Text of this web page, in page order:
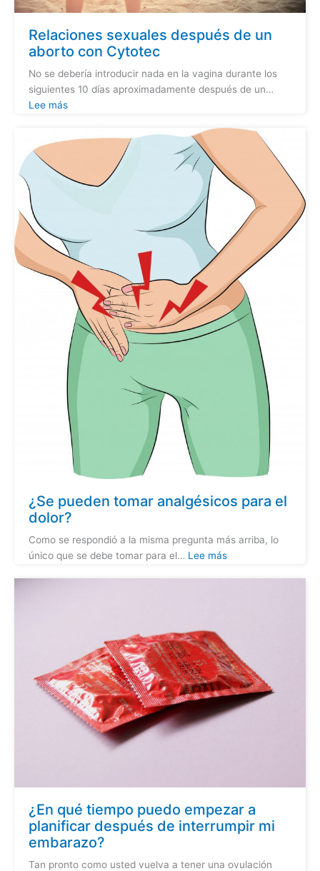
Relaciones sexuales después de un
aborto con Cytotec
No se debería introducir nada en la vagina durante los
siguientes 10 días aproximadamente después de un…
Lee más
¿Se pueden tomar analgésicos para el
dolor?
Como se respondió a la misma pregunta más arriba, lo
único que se debe tomar para el… Lee más
¿En qué tiempo puedo empezar a
planificar después de interrumpir mi
embarazo?
Tan pronto como usted vuelva a tener una ovulación